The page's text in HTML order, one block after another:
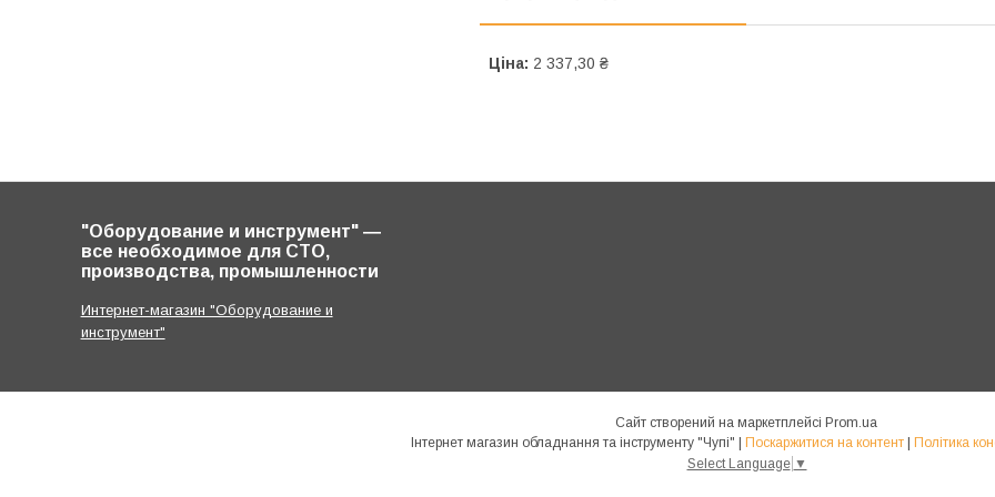
Ціна: 2 337,30 ₴
"Оборудование и инструмент" ―
все необходимое для СТО,
производства, промышленности
Интернет-магазин "Оборудование и
инструмент"
Сайт створений на маркетплейсі Prom.ua
Інтернет магазин обладнання та інструменту "Чупі" | Поскаржитися на контент | Політика
Select Language ▼